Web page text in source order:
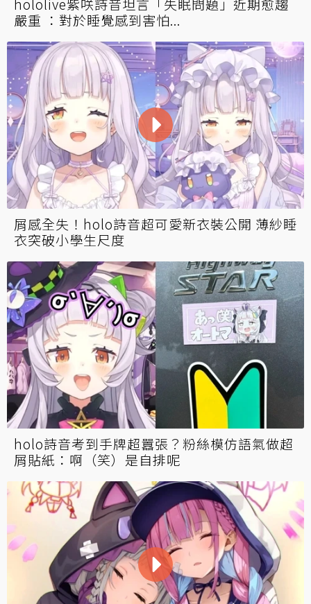
嚴重 ：對於睡覺感到害怕...
屑感全失！holo詩音超可愛新衣裝公開 薄紗睡
衣突破小學生尺度
holo詩音考到手牌超囂張？粉絲模仿語氣做超
屑貼紙：啊（笑）是自排呢